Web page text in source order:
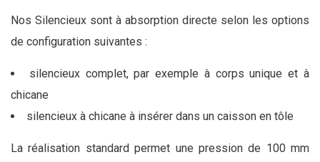
Nos Silencieux sont à absorption directe selon les options
de configuration suivantes :
silencieux complet, par exemple à corps unique et à
chicane
silencieux à chicane à insérer dans un caisson en tôle
La réalisation standard permet une pression de 100 mm